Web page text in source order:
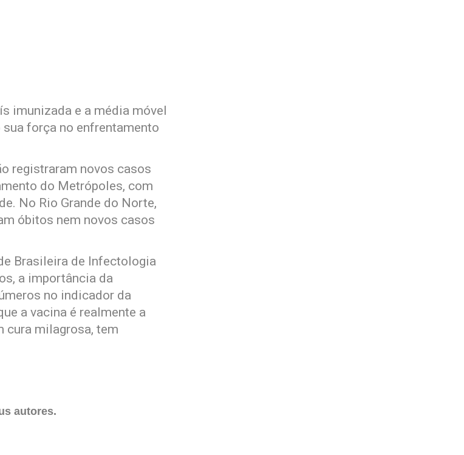
imunizada e a média móvel
força no enfrentamento
registraram novos casos
do Metrópoles, com
No Rio Grande do Norte,
óbitos nem novos casos
Brasileira de Infectologia
a importância da
no indicador da
a vacina é realmente a
cura milagrosa, tem
autores.